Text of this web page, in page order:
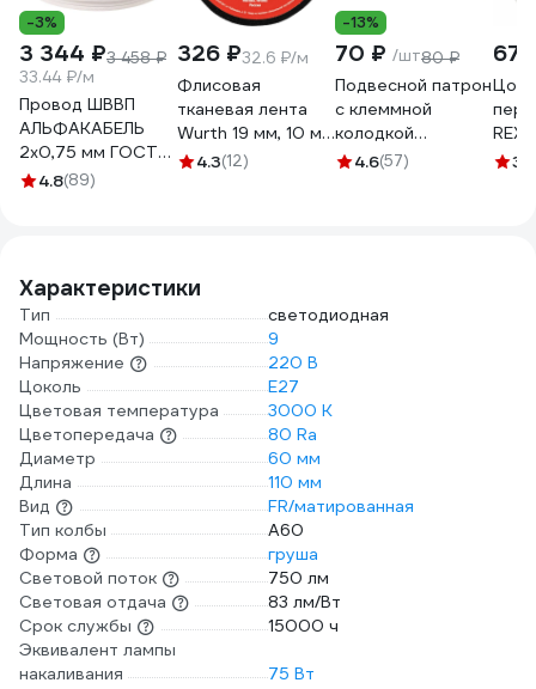
-3%
3 344 ₽3 458 ₽
33.44 ₽/м
Провод ШВВП
АЛЬФАКАБЕЛЬ
2х0,75 мм ГОСТ
100 м 05142
4.8(89)
326 ₽32.6 ₽/м
Флисовая
тканевая лента
Wurth 19 мм, 10 м
5997719615090 1
4.3(12)
-13%
70 ₽ /шт80 ₽
Подвесной патрон
с клеммной
колодкой
UNIVersal Е27
4.6(57)
67
11-3.2
Характеристики
Тип
светодиодная
Мощность (Вт)
9
Напряжение
220 В
Цоколь
E27
Цветовая температура
3000 К
Цветопередача
80 Ra
Диаметр
60 мм
Длина
110 мм
Вид
FR/матированная
Тип колбы
A60
Форма
груша
Световой поток
750 лм
Световая отдача
83 лм/Вт
Срок службы
15000 ч
Эквивалент лампы
накаливания
75 Вт